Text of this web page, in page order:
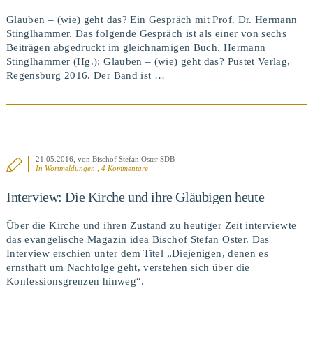
Glauben – (wie) geht das? Ein Gespräch mit Prof. Dr. Hermann
Stinglhammer. Das folgende Gespräch ist als einer von sechs
Beiträgen abgedruckt im gleichnamigen Buch. Hermann
Stinglhammer (Hg.): Glauben – (wie) geht das? Pustet Verlag,
Regensburg 2016. Der Band ist …
21.05.2016 , von Bischof Stefan Oster SDB
InWortmeldungen , 4 Kommentare
Interview: Die Kirche und ihre Gläubigen heute
Über die Kirche und ihren Zustand zu heutiger Zeit interviewte
das evangelische Magazin idea Bischof Stefan Oster. Das
Interview erschien unter dem Titel „Diejenigen, denen es
ernsthaft um Nachfolge geht, verstehen sich über die
Konfessionsgrenzen hinweg“.